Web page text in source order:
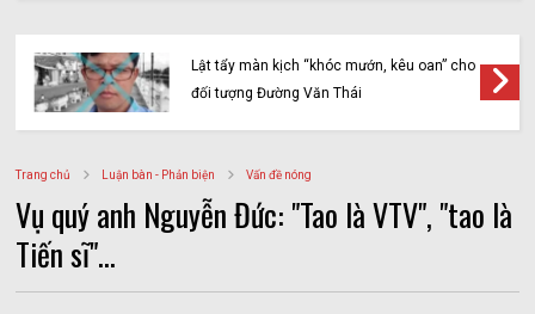
Lật tẩy màn kịch “khóc mướn, kêu oan” cho
đối tượng Đường Văn Thái
Trang chủ Luận bàn - Phản biện Vấn đề nóng
Vụ quý anh Nguyễn Đức: "Tao là VTV", "tao là
Tiến sĩ"...